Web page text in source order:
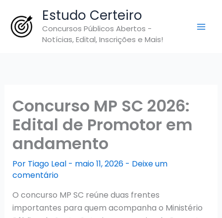
para
Estudo Certeiro
Concursos Públicos Abertos -
Notícias, Edital, Inscrições e Mais!
Concurso MP SC 2026:
Edital de Promotor em
andamento
Por Tiago Leal - maio 11, 2026 - Deixe um
comentário
O concurso MP SC reúne duas frentes
importantes para quem acompanha o Ministério